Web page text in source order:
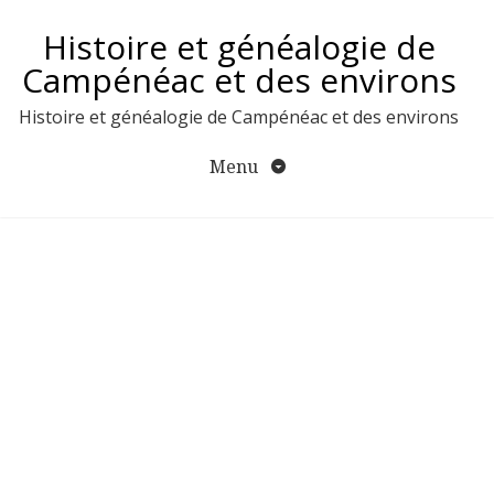
contenuHistoire et généalogie de
Campénéac et des environs
Histoire et généalogie de Campénéac et des environs
Menu